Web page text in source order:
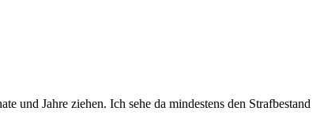
und Jahre ziehen. Ich sehe da mindestens den Strafbestand